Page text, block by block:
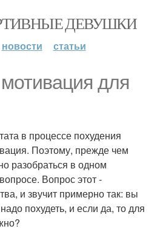
ДЕВУШКИ
новости статьи
для
в процессе похудения
Поэтому, прежде чем
разобраться в одном
Вопрос этот -
и звучит примерно так: вы
похудеть, и если да, то для